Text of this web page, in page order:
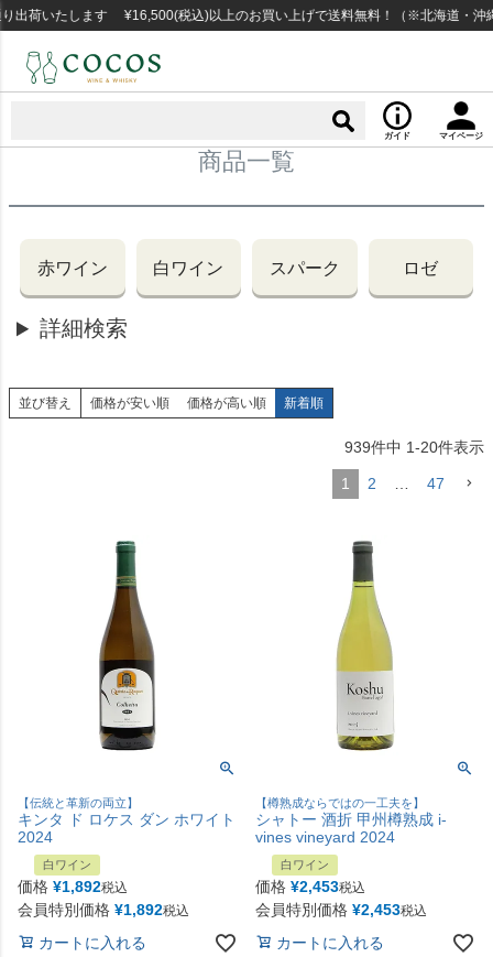
荷いたします ¥16,500(税込)以上のお買い上げで送料無料！（※北海道・沖縄な
ガイド マイページ
商品一覧
赤ワイン 白ワイン スパーク ロゼ
詳細検索
並び替え 価格が安い順 価格が高い順 新着順
939件中 1-20件表示
1 2 … 47
【伝統と革新の両立】
キンタ ド ロケス ダン ホワイト
2024
白ワイン
価格 ¥1,892税込
会員特別価格 ¥1,892税込
カートに入れる
【樽熟成ならではの一工夫を】
シャトー 酒折 甲州樽熟成 i-
vines vineyard 2024
白ワイン
価格 ¥2,453税込
会員特別価格 ¥2,453税込
カートに入れる